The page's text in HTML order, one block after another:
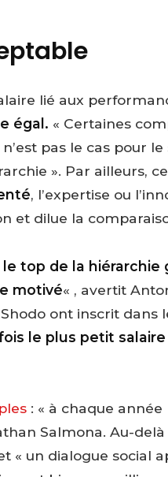
lié aux
égal. « Certaines
pas le cas pour le
». Par ailleurs,
, l’expertise ou
et dilue la
le top de la hiérarchie
motivé« , avertit
ont inscrit dans
le plus petit
: « à chaque année
Salmona. Au-
« un dialogue social